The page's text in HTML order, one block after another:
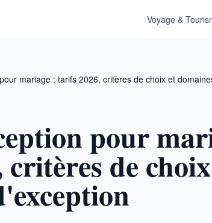
Voyage &
mariage : tarifs 2026, critères de choix et
pour
de